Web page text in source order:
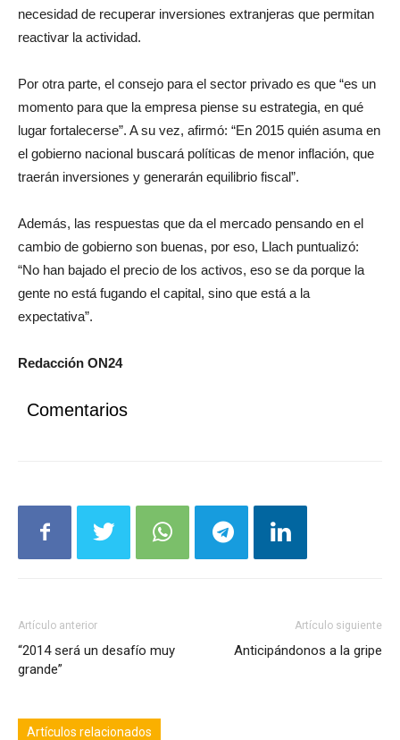
necesidad de recuperar inversiones extranjeras que permitan
reactivar la actividad.
Por otra parte, el consejo para el sector privado es que “es un
momento para que la empresa piense su estrategia, en qué
lugar fortalecerse”. A su vez, afirmó: “En 2015 quién asuma en
el gobierno nacional buscará políticas de menor inflación, que
traerán inversiones y generarán equilibrio fiscal”.
Además, las respuestas que da el mercado pensando en el
cambio de gobierno son buenas, por eso, Llach puntualizó:
“No han bajado el precio de los activos, eso se da porque la
gente no está fugando el capital, sino que está a la
expectativa”.
Redacción ON24
Comentarios
Artículo anterior
“2014 será un desafío muy
grande”
Artículo siguiente
Anticipándonos a la gripe
Artículos relacionados